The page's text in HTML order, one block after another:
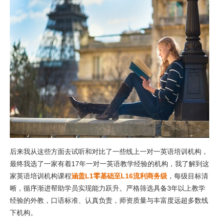
后来我从这些方面去试听和对比了一些线上一对一英语培训机构，
最终我选了一家有着17年一对一英语教学经验的机构，我了解到这
家英语培训机构课程涵盖L1零基础至L16流利商务级 ，每级目标清
晰，循序渐进帮助学员实现能力跃升。严格筛选具备3年以上教学
经验的外教，口语标准、认真负责，师资质量与丰富度远超多数线
下机构。